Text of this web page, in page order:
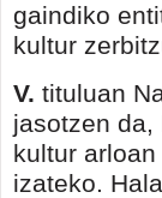
gaindiko
kultur
V. tituluan
jasotzen da,
kultur
izateko.